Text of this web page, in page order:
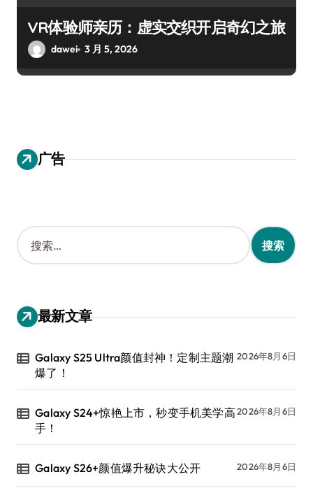
VR体验师亲历：虚实交织开启奇幻之旅
dawei 3 月 5, 2026
广告
搜
索
：
最新文章
Galaxy S25 Ultra颜值封神！定制主题潮
爆了！
2026年8月6日
Galaxy S24+惊艳上市，秒变手机美学高
手！
2026年8月6日
Galaxy S26+颜值爆升秘诀大公开 2026年8月6日